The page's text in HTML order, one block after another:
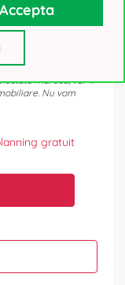
mai sus, vor fi
Nu vom
gratuit
Accepta